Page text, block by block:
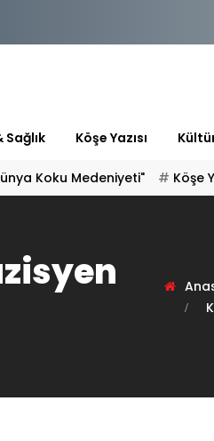
Sağlık Köşe Yazısı